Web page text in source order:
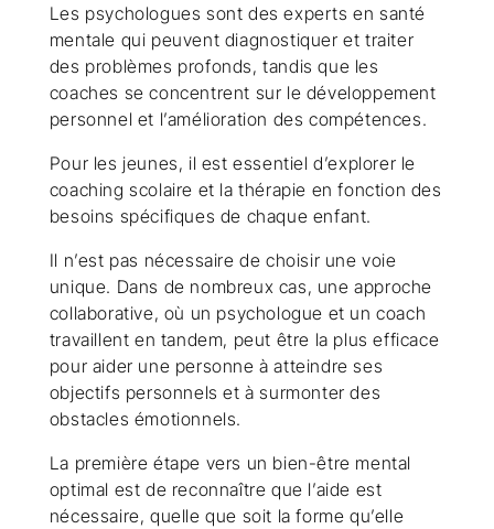
Les psychologues sont des experts en santé
mentale qui peuvent diagnostiquer et traiter
des problèmes profonds, tandis que les
coaches se concentrent sur le développement
personnel et l’amélioration des compétences.
Pour les jeunes, il est essentiel d’explorer le
coaching scolaire et la thérapie en fonction des
besoins spécifiques de chaque enfant.
Il n’est pas nécessaire de choisir une voie
unique. Dans de nombreux cas, une approche
collaborative, où un psychologue et un coach
travaillent en tandem, peut être la plus efficace
pour aider une personne à atteindre ses
objectifs personnels et à surmonter des
obstacles émotionnels.
La première étape vers un bien-être mental
optimal est de reconnaître que l’aide est
nécessaire, quelle que soit la forme qu’elle